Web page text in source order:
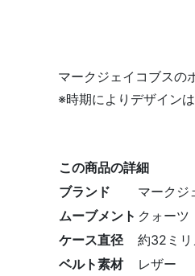
マークジェイコブスの
※時期によりデザイン
この商品の詳細
ブランド
マーク
ムーブメント クォーツ
ケース直径
約32ミ
ベルト素材
レザー